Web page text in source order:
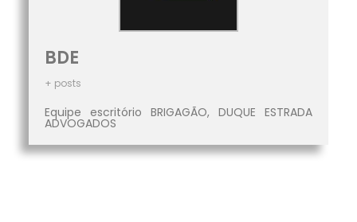
BDE
+ posts
Equipe escritório BRIGAGÃO, DUQUE ESTRADA
ADVOGADOS